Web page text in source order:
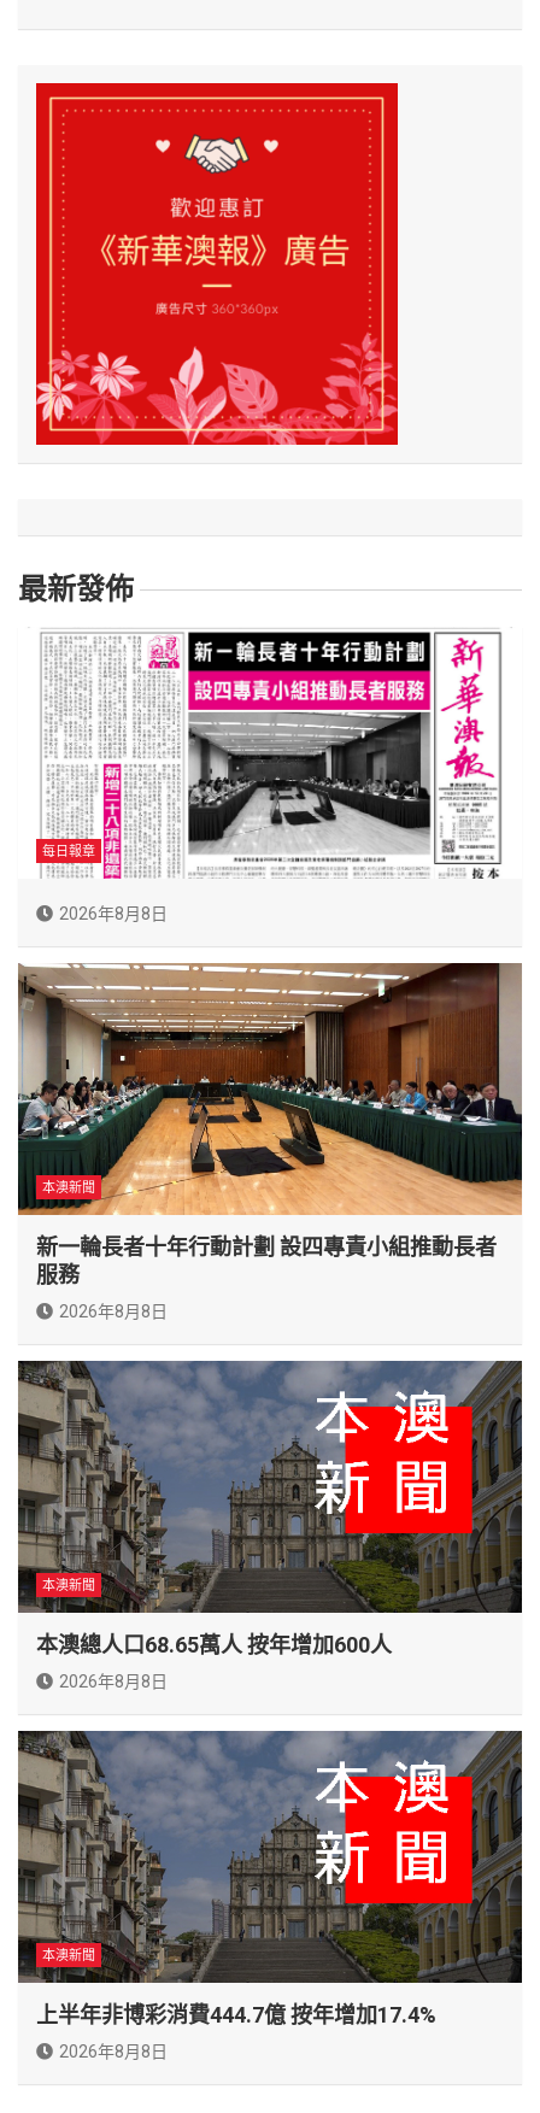
最新發佈
每日報章
2026年8月8日
本澳新聞
新一輪長者十年行動計劃 設四專責小組推動長者
服務
2026年8月8日
本澳新聞
本澳總人口68.65萬人 按年增加600人
2026年8月8日
本澳新聞
上半年非博彩消費444.7億 按年增加17.4%
2026年8月8日